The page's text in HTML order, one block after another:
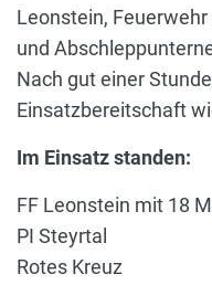
Leonstein,
und
Nach gut einer
Einsatzbereitschaft
Im Einsatz standen:
FF Leonstein mit 18
PI Steyrtal
Rotes Kreuz